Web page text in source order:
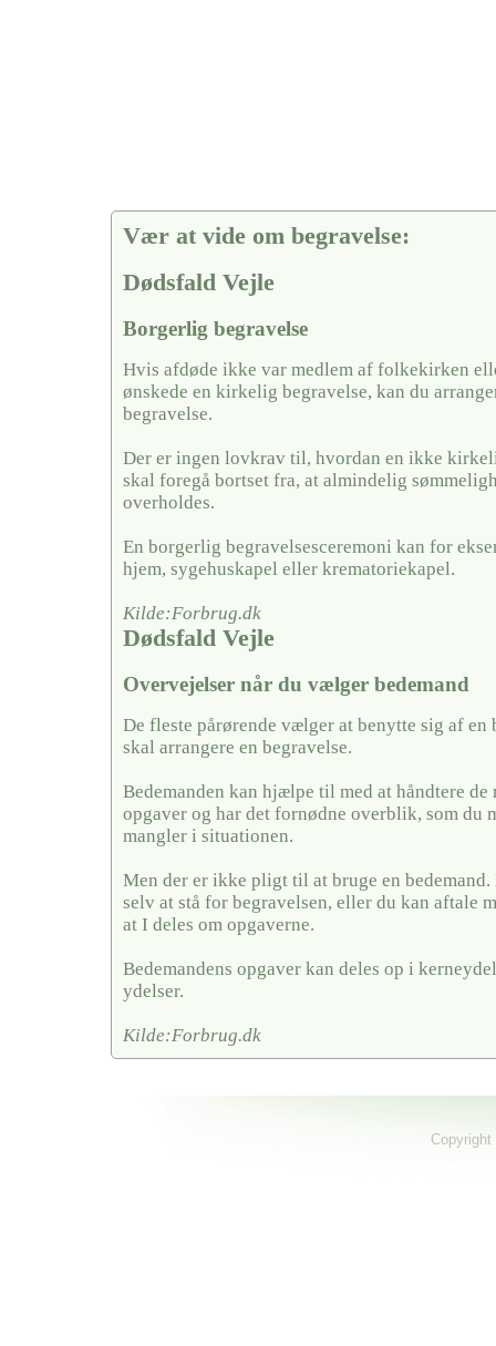
Vær at vide om begravelse:
Dødsfald Vejle
Borgerlig begravelse
Hvis afdøde ikke var medlem af folkekirken
ønskede en kirkelig begravelse, kan du
begravelse.
Der er ingen lovkrav til, hvordan en ikke
skal foregå bortset fra, at almindelig
overholdes.
En borgerlig begravelsesceremoni kan for
hjem, sygehuskapel eller krematoriekapel.
Kilde:Forbrug.dk
Dødsfald Vejle
Overvejelser når du vælger bedemand
De fleste pårørende vælger at benytte sig af en
skal arrangere en begravelse.
Bedemanden kan hjælpe til med at håndtere de
opgaver og har det fornødne overblik, som du
mangler i situationen.
Men der er ikke pligt til at bruge en
selv at stå for begravelsen, eller du kan aftale
at I deles om opgaverne.
Bedemandens opgaver kan deles op i
ydelser.
Kilde:Forbrug.dk